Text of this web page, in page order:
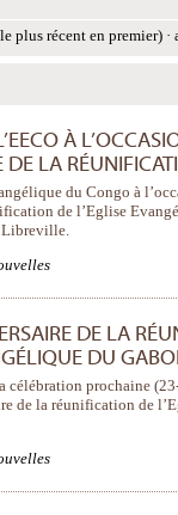
plus récent en premier) ·
À
DE LA
du Congo à
de l’Eglise
Libreville.
DE LA
DU
célébration prochaine
de la réunification de